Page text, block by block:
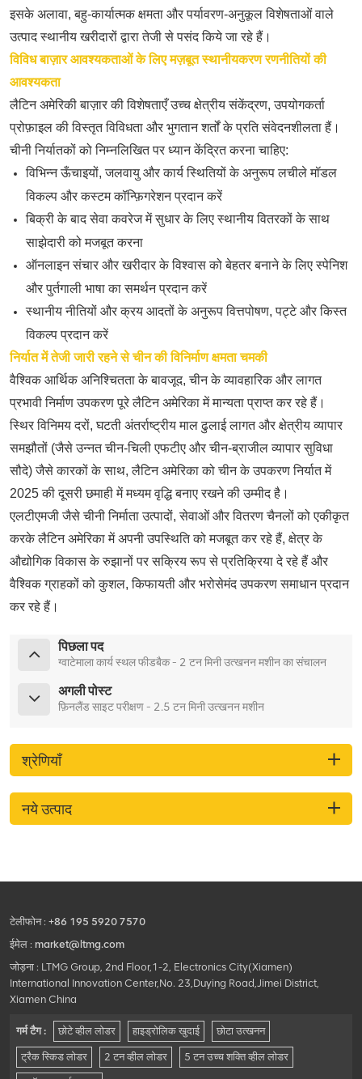
इसके अलावा, बहु-कार्यात्मक क्षमता और पर्यावरण-अनुकूल विशेषताओं वाले
उत्पाद स्थानीय खरीदारों द्वारा तेजी से पसंद किये जा रहे हैं।
विविध बाज़ार आवश्यकताओं के लिए मज़बूत स्थानीयकरण रणनीतियों की
आवश्यकता
लैटिन अमेरिकी बाज़ार की विशेषताएँ उच्च क्षेत्रीय संकेंद्रण, उपयोगकर्ता
प्रोफ़ाइल की विस्तृत विविधता और भुगतान शर्तों के प्रति संवेदनशीलता हैं।
चीनी निर्यातकों को निम्नलिखित पर ध्यान केंद्रित करना चाहिए:
विभिन्न ऊँचाइयों, जलवायु और कार्य स्थितियों के अनुरूप लचीले मॉडल
विकल्प और कस्टम कॉन्फ़िगरेशन प्रदान करें
बिक्री के बाद सेवा कवरेज में सुधार के लिए स्थानीय वितरकों के साथ
साझेदारी को मजबूत करना
ऑनलाइन संचार और खरीदार के विश्वास को बेहतर बनाने के लिए स्पेनिश
और पुर्तगाली भाषा का समर्थन प्रदान करें
स्थानीय नीतियों और क्रय आदतों के अनुरूप वित्तपोषण, पट्टे और किस्त
विकल्प प्रदान करें
निर्यात में तेजी जारी रहने से चीन की विनिर्माण क्षमता चमकी
वैश्विक आर्थिक अनिश्चितता के बावजूद, चीन के व्यावहारिक और लागत
प्रभावी निर्माण उपकरण पूरे लैटिन अमेरिका में मान्यता प्राप्त कर रहे हैं।
स्थिर विनिमय दरों, घटती अंतर्राष्ट्रीय माल ढुलाई लागत और क्षेत्रीय व्यापार
समझौतों (जैसे उन्नत चीन-चिली एफटीए और चीन-ब्राजील व्यापार सुविधा
सौदे) जैसे कारकों के साथ, लैटिन अमेरिका को चीन के उपकरण निर्यात में
2025 की दूसरी छमाही में मध्यम वृद्धि बनाए रखने की उम्मीद है।
एलटीएमजी जैसे चीनी निर्माता उत्पादों, सेवाओं और वितरण चैनलों को एकीकृत
करके लैटिन अमेरिका में अपनी उपस्थिति को मजबूत कर रहे हैं, क्षेत्र के
औद्योगिक विकास के रुझानों पर सक्रिय रूप से प्रतिक्रिया दे रहे हैं और
वैश्विक ग्राहकों को कुशल, किफायती और भरोसेमंद उपकरण समाधान प्रदान
कर रहे हैं।
पिछला पद
ग्वाटेमाला कार्य स्थल फीडबैक - 2 टन मिनी उत्खनन मशीन का संचालन
अगली पोस्ट
फ़िनलैंड साइट परीक्षण - 2.5 टन मिनी उत्खनन मशीन
श्रेणियाँ
नये उत्पाद
टेलीफोन : +86 195 5920 7570
ईमेल : market@ltmg.com
जोड़ना : LTMG Group, 2nd Floor,1-2, Electronics City(Xiamen)
International Innovation Center,No. 23,Duying Road,Jimei District,
Xiamen China
गर्म टैग : छोटे व्हील लोडर हाइड्रोलिक खुदाई छोटा उत्खनन
ट्रैक स्किड लोडर 2 टन व्हील लोडर 5 टन उच्च शक्ति व्हील लोडर